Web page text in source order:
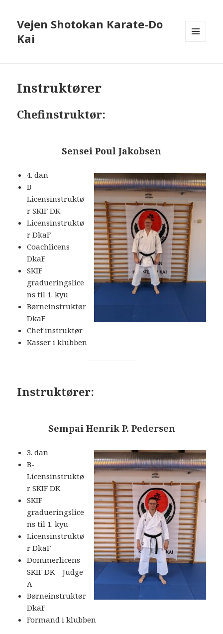
Vejen Shotokan Karate-Do
Kai
Instruktører
Chefinstruktør:
Sensei Poul Jakobsen
4. dan
B-
Licensinstruktø
r SKIF DK
Licensinstruktø
r DkaF
Coachlicens
DkaF
SKIF
gradueringslice
ns til 1. kyu
Børneinstruktør
DkaF
Chef instruktør
Kasser i klubben
Instruktører:
Sempai Henrik P. Pedersen
3. dan
B-
Licensinstruktø
r SKIF DK
SKIF
gradueringslice
ns til 1. kyu
Licensinstruktø
r DkaF
Dommerlicens
SKIF DK – Judge
A
Børneinstruktør
DkaF
Formand i klubben